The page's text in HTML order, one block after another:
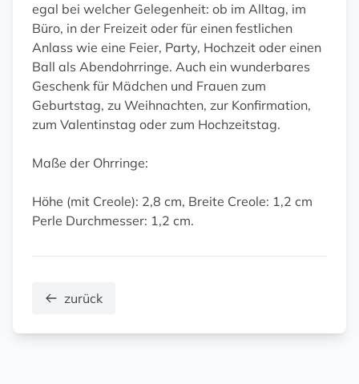
egal bei welcher Gelegenheit: ob im Alltag, im
Büro, in der Freizeit oder für einen festlichen
Anlass wie eine Feier, Party, Hochzeit oder einen
Ball als Abendohrringe. Auch ein wunderbares
Geschenk für Mädchen und Frauen zum
Geburtstag, zu Weihnachten, zur Konfirmation,
zum Valentinstag oder zum Hochzeitstag.
Maße der Ohrringe:
Höhe (mit Creole): 2,8 cm, Breite Creole: 1,2 cm
Perle Durchmesser: 1,2 cm.
zurück